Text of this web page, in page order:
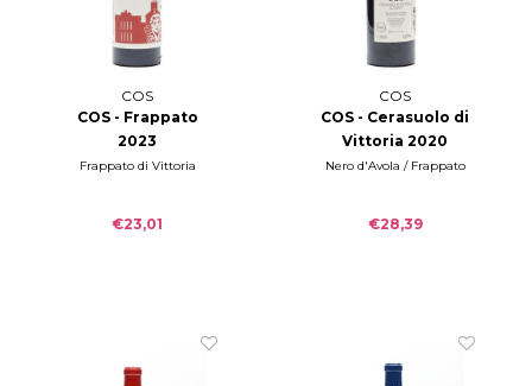
COS
COS - Frappato
2023
Frappato di Vittoria
€23,01
COS
COS - Cerasuolo di
Vittoria 2020
Nero d'Avola / Frappato
€28,39